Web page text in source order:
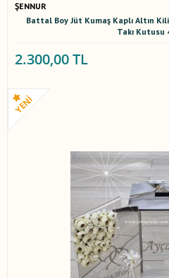
ŞENNUR
Battal Boy Jüt Kumaş Kaplı Altın
Takı Kutusu
2.300,00 TL